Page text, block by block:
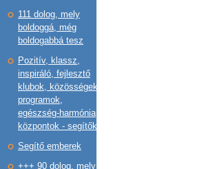
111 dolog, mely
boldoggá, még
boldogabbá tesz
Pozitív, klassz,
inspiráló, fejlesztő
klubok, közösségek,
programok,
egészség-harmónia
központok - segítők
Segítő emberek
+++ 90 dolog, mely